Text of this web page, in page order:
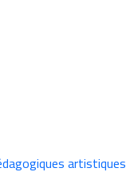
artistiques